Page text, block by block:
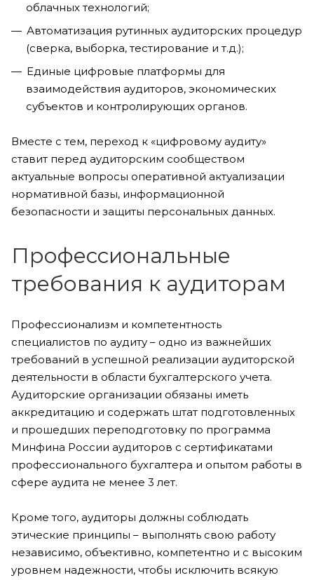
облачных технологий;
Автоматизация рутинных аудиторских процедур
(сверка, выборка, тестирование и т.д.);
Единые цифровые платформы для
взаимодействия аудиторов, экономических
субъектов и контролирующих органов.
Вместе с тем, переход к «цифровому аудиту»
ставит перед аудиторским сообществом
актуальные вопросы оперативной актуализации
нормативной базы, информационной
безопасности и защиты персональных данных.
Профессиональные
требования к аудиторам
Профессионализм и компетентность
специалистов по аудиту – одно из важнейших
требований в успешной реализации аудиторской
деятельности в области бухгалтерского учета.
Аудиторские организации обязаны иметь
аккредитацию и содержать штат подготовленных
и прошедших переподготовку по программа
Минфина России аудиторов с сертификатами
профессионального бухгалтера и опытом работы в
сфере аудита не менее 3 лет.
Кроме того, аудиторы должны соблюдать
этические принципы – выполнять свою работу
независимо, объективно, компетентно и с высоким
уровнем надежности, чтобы исключить всякую